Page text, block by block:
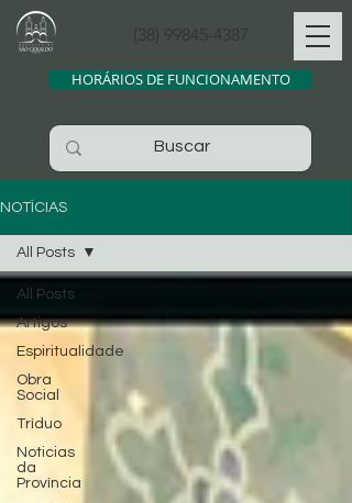
(38) 99845-4387
HORÁRIOS DE FUNCIONAMENTO
NOTÍCIAS
All Posts
Artigos
Espiritualidade
Obra
Social
Tríduo
Noticias
da
Província
All Posts